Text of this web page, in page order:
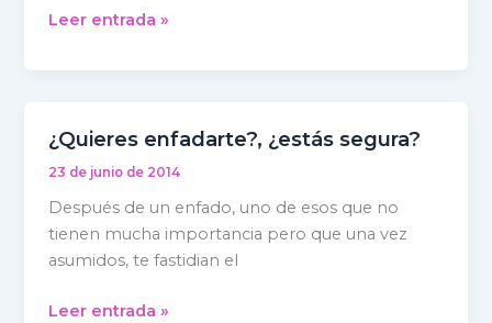
Leer entrada »
¿Quieres enfadarte?, ¿estás segura?
23 de junio de 2014
Después de un enfado, uno de esos que no
tienen mucha importancia pero que una vez
asumidos, te fastidian el
¿Quieres
enfadarte?,
segura?
Leer entrada »